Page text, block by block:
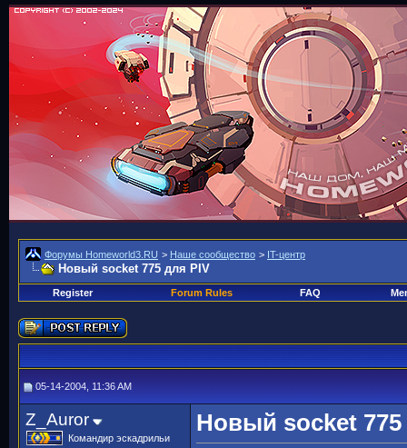
Форумы Homeworld3.RU > Наше сообщество > IT-центр
Новый socket 775 для PIV
Register Forum Rules FAQ
05-14-2004, 11:36 AM
Z_Auror
Командир эскадрильи
Новый socket 775